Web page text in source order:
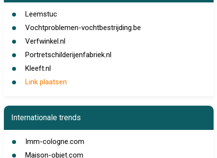
Leemstuc
Vochtproblemen-vochtbestrijding.be
Verfwinkel.nl
Portretschilderijenfabriek.nl
Kleeft.nl
Link plaatsen
Internationale trends
Imm-cologne.com
Maison-objet.com